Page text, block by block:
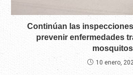
Continúan las
prevenir enfermedades
mosquitos
10 enero,